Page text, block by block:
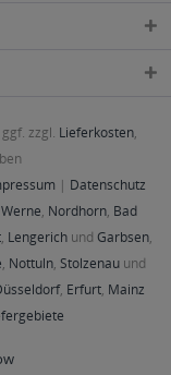
zzgl. Lieferkosten,
| Datenschutz
Werne, Nordhorn, Bad
, Lengerichund Garbsen,
, Nottuln, Stolzenau und
, Erfurt, Mainz